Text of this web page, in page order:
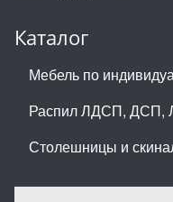
Каталог
Мебель по
Распил ЛДСП,
Столешницы и